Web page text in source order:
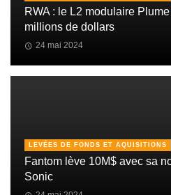
RWA : le L2 modulaire
millions de dollars
24 mai 2024
LEVÉES DE FONDS ET AQUISITIONS
Fantom lève 10M$ avec sa
Sonic